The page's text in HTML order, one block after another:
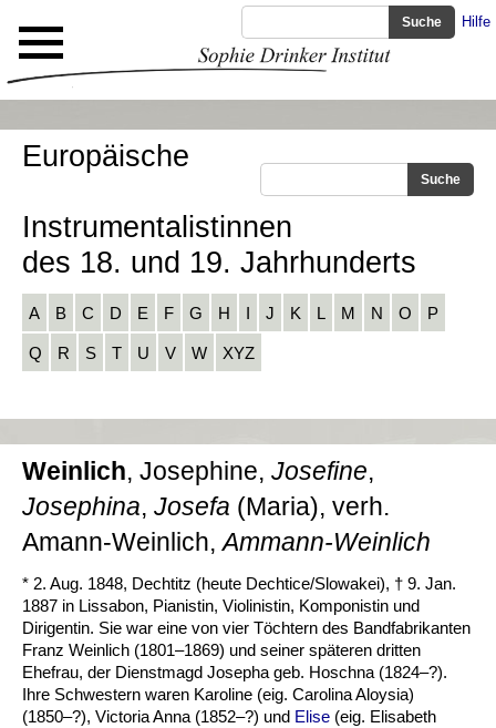
Hilfe
Europäische
Instrumentalistinnen
des 18. und 19. Jahrhunderts
A B C D E F G H I J K L M N O P
Q R S T U V W XYZ
Weinlich, Josephine, Josefine,
Josephina, Josefa (Maria), verh.
Amann-Weinlich,Ammann-Weinlich
* 2. Aug. 1848, Dechtitz (heute Dechtice/Slowakei), † 9. Jan.
1887 in Lissabon, Pianistin, Violinistin, Komponistin und
Dirigentin. Sie war eine von vier Töchtern des Bandfabrikanten
Franz Weinlich (1801–1869) und seiner späteren dritten
Ehefrau, der Dienstmagd Josepha geb. Hoschna (1824–?).
Ihre Schwestern waren Karoline (eig. Carolina Aloysia)
(1850–?), Victoria Anna (1852–?) und Elise (eig. Elisabeth